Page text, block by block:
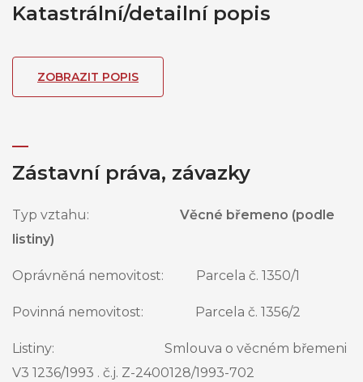
Katastrální/detailní popis
ZOBRAZIT POPIS
Zástavní práva, závazky
Typ vztahu: Věcné břemeno (podle
listiny)
Oprávněná nemovitost: Parcela č. 1350/1
Povinná nemovitost: Parcela č. 1356/2
Listiny: Smlouva o věcném břemeni
V3 1236/1993 . č.j. Z-2400128/1993-702